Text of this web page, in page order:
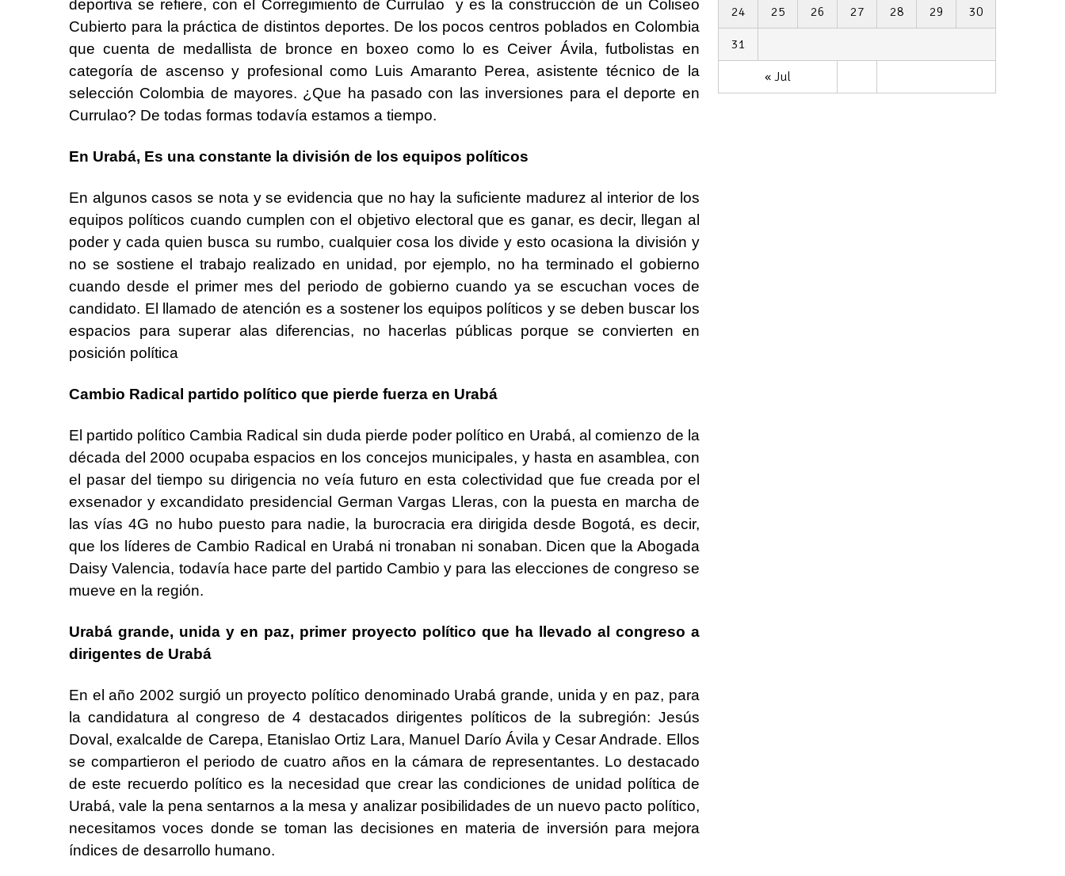
deportiva se refiere, con el Corregimiento de Currulao y es la construcción de un Coliseo
Cubierto para la práctica de distintos deportes. De los pocos centros poblados en Colombia
que cuenta de medallista de bronce en boxeo como lo es Ceiver Ávila, futbolistas en
categoría de ascenso y profesional como Luis Amaranto Perea, asistente técnico de la
selección Colombia de mayores. ¿Que ha pasado con las inversiones para el deporte en
Currulao? De todas formas todavía estamos a tiempo.
En Urabá, Es una constante la división de los equipos políticos
En algunos casos se nota y se evidencia que no hay la suficiente madurez al interior de los
equipos políticos cuando cumplen con el objetivo electoral que es ganar, es decir, llegan al
poder y cada quien busca su rumbo, cualquier cosa los divide y esto ocasiona la división y
no se sostiene el trabajo realizado en unidad, por ejemplo, no ha terminado el gobierno
cuando desde el primer mes del periodo de gobierno cuando ya se escuchan voces de
candidato. El llamado de atención es a sostener los equipos políticos y se deben buscar los
espacios para superar alas diferencias, no hacerlas públicas porque se convierten en
posición política
Cambio Radical partido político que pierde fuerza en Urabá
El partido político Cambia Radical sin duda pierde poder político en Urabá, al comienzo de la
década del 2000 ocupaba espacios en los concejos municipales, y hasta en asamblea, con
el pasar del tiempo su dirigencia no veía futuro en esta colectividad que fue creada por el
exsenador y excandidato presidencial German Vargas Lleras, con la puesta en marcha de
las vías 4G no hubo puesto para nadie, la burocracia era dirigida desde Bogotá, es decir,
que los líderes de Cambio Radical en Urabá ni tronaban ni sonaban. Dicen que la Abogada
Daisy Valencia, todavía hace parte del partido Cambio y para las elecciones de congreso se
mueve en la región.
Urabá grande, unida y en paz, primer proyecto político que ha llevado al congreso a
dirigentes de Urabá
En el año 2002 surgió un proyecto político denominado Urabá grande, unida y en paz, para
la candidatura al congreso de 4 destacados dirigentes políticos de la subregión: Jesús
Doval, exalcalde de Carepa, Etanislao Ortiz Lara, Manuel Darío Ávila y Cesar Andrade. Ellos
se compartieron el periodo de cuatro años en la cámara de representantes. Lo destacado
de este recuerdo político es la necesidad que crear las condiciones de unidad política de
Urabá, vale la pena sentarnos a la mesa y analizar posibilidades de un nuevo pacto político,
necesitamos voces donde se toman las decisiones en materia de inversión para mejora
índices de desarrollo humano.
« Jul
24 25 26 27 28 29 30
31